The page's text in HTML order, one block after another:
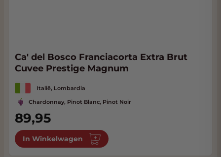
Ca' del Bosco Franciacorta Extra Brut
Cuvee Prestige Magnum
Italië, Lombardia
Chardonnay, Pinot Blanc, Pinot Noir
89,95
In Winkelwagen